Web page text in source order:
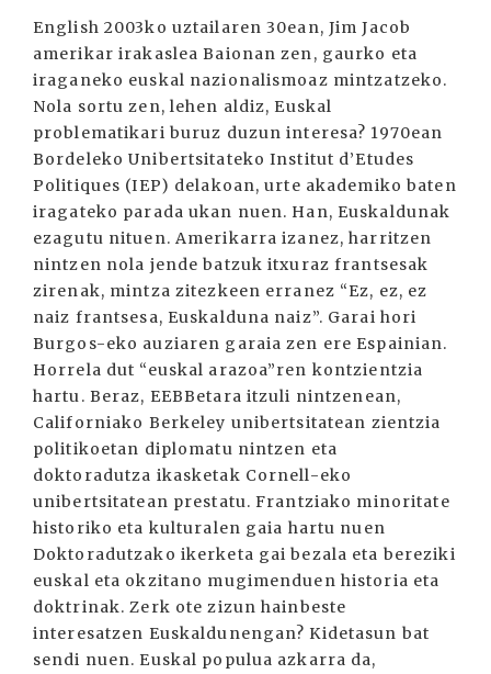
English 2003ko uztailaren 30ean, Jim Jacob
amerikar irakaslea Baionan zen, gaurko eta
iraganeko euskal nazionalismoaz mintzatzeko.
Nola sortu zen, lehen aldiz, Euskal
problematikari buruz duzun interesa? 1970ean
Bordeleko Unibertsitateko Institut d’Etudes
Politiques (IEP) delakoan, urte akademiko baten
iragateko parada ukan nuen. Han, Euskaldunak
ezagutu nituen. Amerikarra izanez, harritzen
nintzen nola jende batzuk itxuraz frantsesak
zirenak, mintza zitezkeen erranez “Ez, ez, ez
naiz frantsesa, Euskalduna naiz”. Garai hori
Burgos-eko auziaren garaia zen ere Espainian.
Horrela dut “euskal arazoa”ren kontzientzia
hartu. Beraz, EEBBetara itzuli nintzenean,
Californiako Berkeley unibertsitatean zientzia
politikoetan diplomatu nintzen eta
doktoradutza ikasketak Cornell-eko
unibertsitatean prestatu. Frantziako minoritate
historiko eta kulturalen gaia hartu nuen
Doktoradutzako ikerketa gai bezala eta bereziki
euskal eta okzitano mugimenduen historia eta
doktrinak. Zerk ote zizun hainbeste
interesatzen Euskaldunengan? Kidetasun bat
sendi nuen. Euskal populua azkarra da,